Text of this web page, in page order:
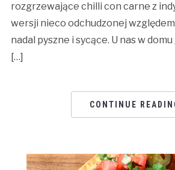
rozgrzewające chilli con carne z
wersji nieco odchudzonej
nadal pyszne i sycące. U nas w
[…]
CONTINUE